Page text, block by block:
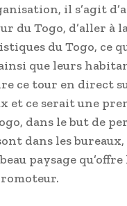
il s’agit
du Togo, d’aller à
du Togo, ce
que leurs
ce tour en direct
et ce serait une
dans le but de
dans les
paysage qu’offre